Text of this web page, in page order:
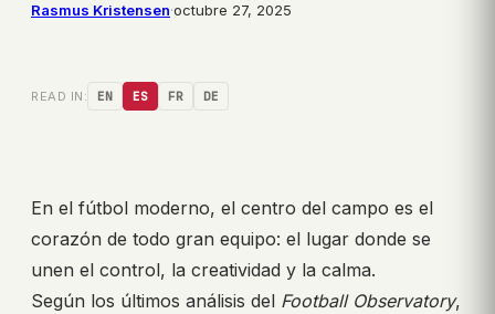
Rasmus Kristensen·octubre 27, 2025
READ IN: EN ES FR DE
En el fútbol moderno, el centro del campo es el
corazón de todo gran equipo: el lugar donde se
unen el control, la creatividad y la calma.
Según los últimos análisis del Football Observatory,